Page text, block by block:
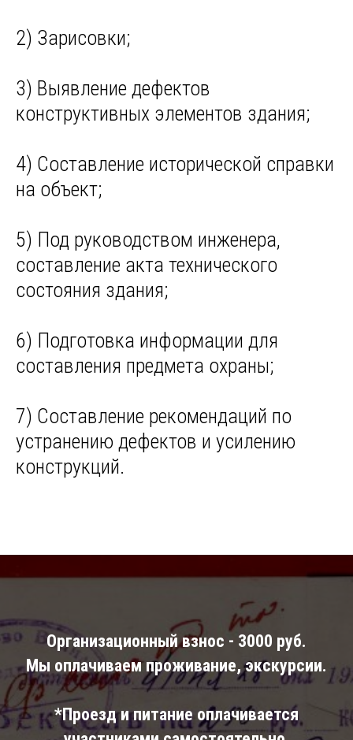
2) Зарисовки;
3) Выявление дефектов
конструктивных элементов здания;
4) Составление исторической справки
на объект;
5) Под руководством инженера,
составление акта технического
состояния здания;
6) Подготовка информации для
составления предмета охраны;
7) Составление рекомендаций по
устранению дефектов и усилению
конструкций.
Организационный взнос - 3000 руб.
Мы оплачиваем проживание, экскурсии.
*Проезд и питание оплачивается